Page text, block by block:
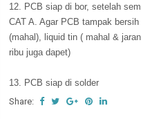
12. PCB siap di bor, setelah
CAT A. Agar PCB tampak
(mahal), liquid tin ( mahal &
ribu juga dapet)
13. PCB siap di solder
Share: